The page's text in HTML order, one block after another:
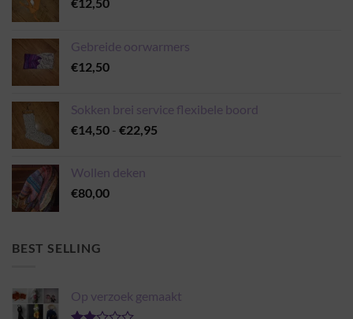
Gebreide oorwarmers
€12,50
Sokken brei service flexibele boord
€14,50 - €22,95
Wollen deken
€80,00
BEST SELLING
Op verzoek gemaakt